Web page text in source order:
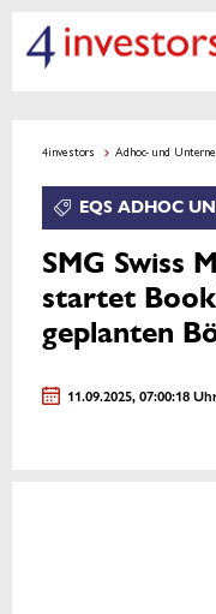
4investors Adhoc- und
EQS ADHOC
SMG Swiss
startet
geplanten
11.09.2025, 07:00:18